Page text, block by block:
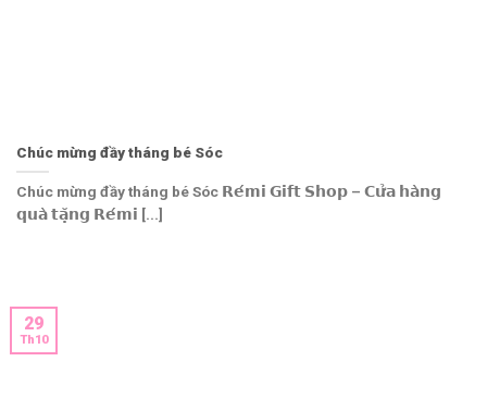
Chúc mừng đầy tháng bé Sóc
Chúc mừng đầy tháng bé Sóc 𝗥𝗲́𝗺𝗶 𝗚𝗶𝗳𝘁 𝗦𝗵𝗼𝗽 – 𝗖𝘂̛̉𝗮 𝗵𝗮̀𝗻𝗴
𝗾𝘂𝗮̀ 𝘁𝗮̣̆𝗻𝗴 𝗥𝗲́𝗺𝗶 [...]
29
Th10